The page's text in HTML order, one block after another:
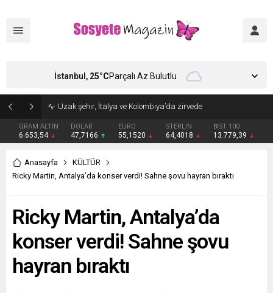
GRAM ALTIN
6.653,54
DOLAR
47,7166
EURO
55,1520
STERLİN
64,4018
BIST 100
13.779,39
İstanbul, 25°CParçalı Az Bulutlu
Anasayfa
KÜLTÜR
Ricky Martin, Antalya’da konser verdi! Sahne şovu hayran bıraktı
Ricky Martin, Antalya’da
konser verdi! Sahne şovu
hayran bıraktı